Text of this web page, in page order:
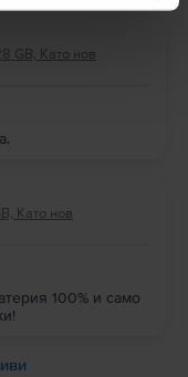
GB, Като нов
Като нов
100% и само